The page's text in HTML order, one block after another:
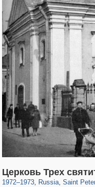
Церковь Трех
1972–1973, Russia
1,406,504
, Saint
197,153
9,174 456